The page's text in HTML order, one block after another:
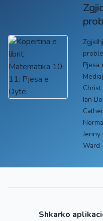
Pjesa
Ian
Shkarko